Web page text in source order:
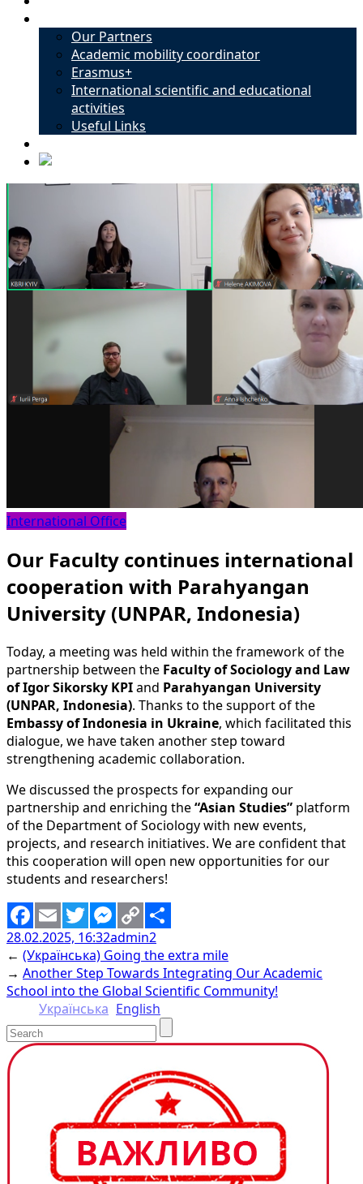
Our Partners
Academic mobility coordinator
Erasmus+
International scientific and educational
activities
Useful Links
International Office
Our Faculty continues international
cooperation with Parahyangan
University (UNPAR, Indonesia)
Today, a meeting was held within the framework of the
partnership between the Faculty of Sociology and Law
of Igor Sikorsky KPIand Parahyangan University
(UNPAR, Indonesia). Thanks to the support of the
Embassy of Indonesia in Ukraine, which facilitated this
dialogue, we have taken another step toward
strengthening academic collaboration.
We discussed the prospects for expanding our
partnership and enriching the“Asian Studies” platform
of the Department of Sociology with new events,
projects, and research initiatives. We are confident that
this cooperation will open new opportunities for our
students and researchers!
Facebook
EmailTwitterMessenger
Copy
Link
Share
28.02.2025, 16:32admin2
← (Українська) Going the extra mile
→ Another Step Towards Integrating Our Academic
School into the Global Scientific Community!
Українська English